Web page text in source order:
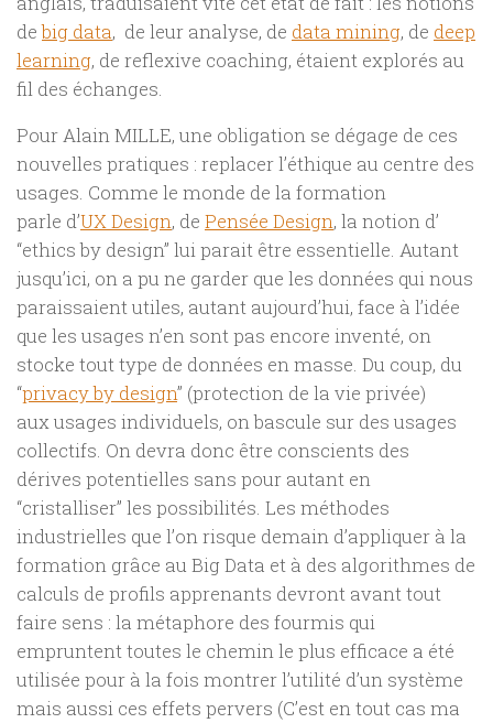
debig data, de leur analyse, de data mining, de deep
learning, de reflexive coaching, étaient explorés au
fil des échanges.
Pour Alain MILLE, une obligation se dégage de ces
nouvelles pratiques : replacer l’éthique au centre des
usages. Comme le monde de la formation
parle d’UX Design, de Pensée Design, la notion d’
“ethics by design” lui parait être essentielle. Autant
jusqu’ici, on a pu ne garder que les données qui nous
paraissaient utiles, autant aujourd’hui, face à l’idée
que les usages n’en sont pas encore inventé, on
stocke tout type de données en masse. Du coup, du
“privacy by design” (protection de la vie privée)
aux usages individuels, on bascule sur des usages
collectifs. On devra donc être conscients des
dérives potentielles sans pour autant en
“cristalliser” les possibilités. Les méthodes
industrielles que l’on risque demain d’appliquer à la
formation grâce au Big Data et à des algorithmes de
calculs de profils apprenants devront avant tout
faire sens : la métaphore des fourmis qui
empruntent toutes le chemin le plus efficace a été
utilisée pour à la fois montrer l’utilité d’un système
mais aussi ces effets pervers (C’est en tout cas ma